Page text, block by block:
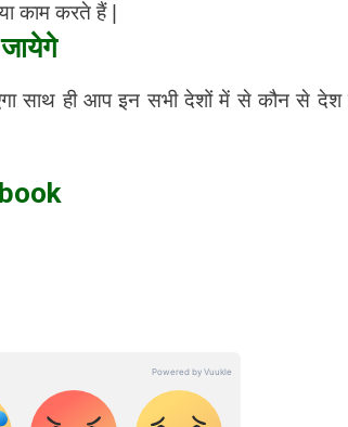
काम करते हैं |
साथ ही आप इन सभी देशों में से कौन से देश